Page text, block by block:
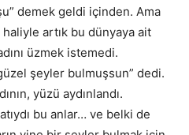
demek geldi içinden. Ama
artık bu dünyaya ait
üzmek istemedi.
şeyler bulmuşsun” dedi.
yüzü aydınlandı.
bu anlar… ve belki de